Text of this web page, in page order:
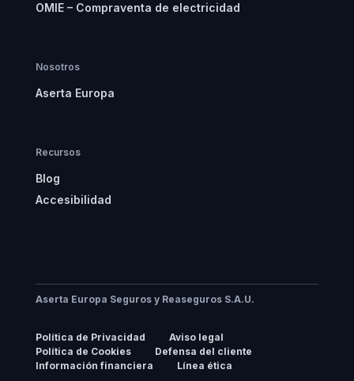
OMIE – Compraventa de electricidad
Nosotros
Aserta Europa
Recursos
Blog
Accesibilidad
Aserta Europa Seguros y Reaseguros S.A.U.
Política de Privacidad
Aviso legal
Política de Cookies
Defensa del cliente
Información financiera
Línea ética